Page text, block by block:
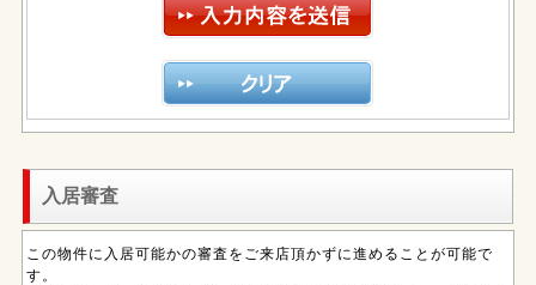
入居審査
この物件に入居可能かの審査をご来店頂かずに進めることが可能で
す。